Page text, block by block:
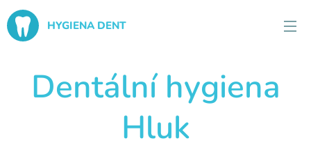
HYGIENA DENT
Dentální hygiena
Hluk